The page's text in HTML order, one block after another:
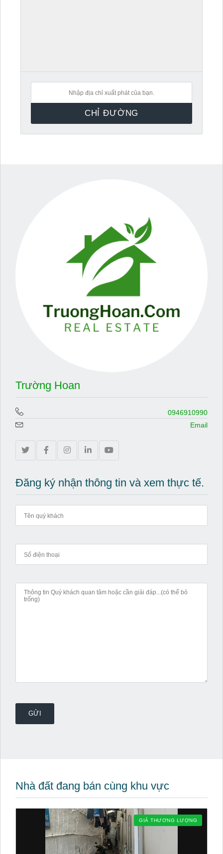
Trường Hoan
0946910990
Email
Đăng ký nhận thông tin và xem thực tế.
Nhà đất đang bán cùng khu vực
GIÁ THƯƠNG LƯỢNG